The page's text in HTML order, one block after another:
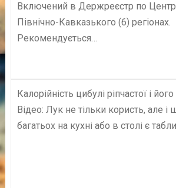
Включений в Держреєстр по
Північно-Кавказького (6) регіонах.
Рекомендується…
Калорійність цибулі ріпчастої і
Відео: Лук не тільки користь, але
багатьох на кухні або в столі є